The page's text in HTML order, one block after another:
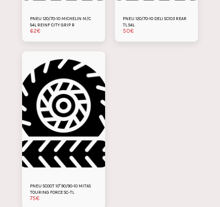
PNEU 120/70-10 MICHELIN M/C
54L REINF CITY GRIP R
62€
PNEU 120/70-10 DELI SC103 REAR
TL 54L
50€
PNEU SCOOT 10" 90/90-10 MITAS
TOURING FORCE SC-TL
75€